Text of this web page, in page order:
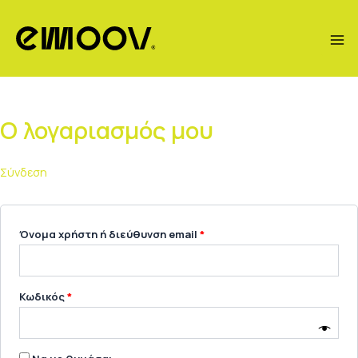
στο
περιεχόμενο
Ο λογαριασμός μου
Σύνδεση
Όνομα χρήστη ή διεύθυνση email *
Κωδικός*